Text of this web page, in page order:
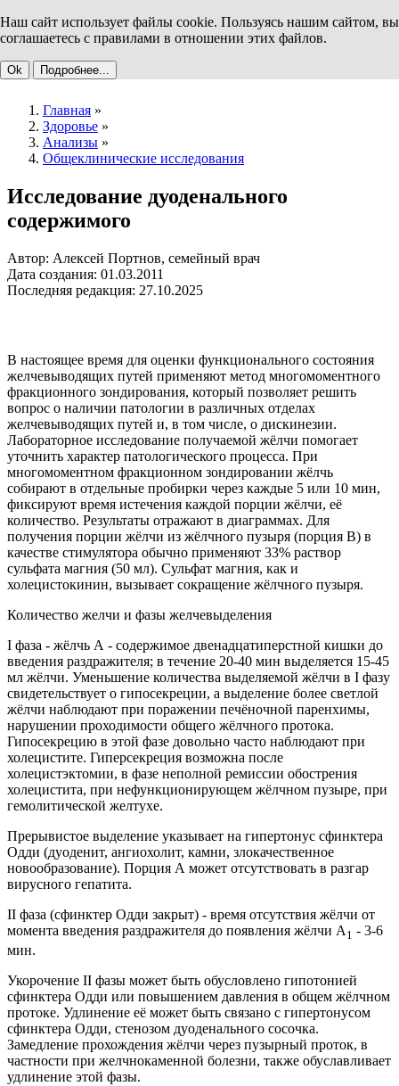
Наш сайт использует файлы cookie. Пользуясь нашим сайтом, вы
соглашаетесь с правилами в отношении этих файлов.
Ok Подробнее...
Главная »
Здоровье »
Анализы »
Общеклинические исследования
Исследование дуоденального
содержимого
Автор: Алексей Портнов, семейный врач
Дата создания: 01.03.2011
Последняя редакция: 27.10.2025
В настоящее время для оценки функционального состояния
желчевыводящих путей применяют метод многомоментного
фракционного зондирования, который позволяет решить
вопрос о наличии патологии в различных отделах
желчевыводящих путей и, в том числе, о дискинезии.
Лабораторное исследование получаемой жёлчи помогает
уточнить характер патологического процесса. При
многомоментном фракционном зондировании жёлчь
собирают в отдельные пробирки через каждые 5 или 10 мин,
фиксируют время истечения каждой порции жёлчи, её
количество. Результаты отражают в диаграммах. Для
получения порции жёлчи из жёлчного пузыря (порция В) в
качестве стимулятора обычно применяют 33% раствор
сульфата магния (50 мл). Сульфат магния, как и
холецистокинин, вызывает сокращение жёлчного пузыря.
Количество желчи и фазы желчевыделения
I фаза - жёлчь А - содержимое двенадцатиперстной кишки до
введения раздражителя; в течение 20-40 мин выделяется 15-45
мл жёлчи. Уменьшение количества выделяемой жёлчи в I фазу
свидетельствует о гипосекреции, а выделение более светлой
жёлчи наблюдают при поражении печёночной паренхимы,
нарушении проходимости общего жёлчного протока.
Гипосекрецию в этой фазе довольно часто наблюдают при
холецистите. Гиперсекреция возможна после
холецистэктомии, в фазе неполной ремиссии обострения
холецистита, при нефункционирующем жёлчном пузыре, при
гемолитической желтухе.
Прерывистое выделение указывает на гипертонус сфинктера
Одди (дуоденит, ангиохолит, камни, злокачественное
новообразование). Порция А может отсутствовать в разгар
вирусного гепатита.
II фаза (сфинктер Одди закрыт) - время отсутствия жёлчи от
момента введения раздражителя до появления жёлчи А 1 - 3-6
мин.
Укорочение II фазы может быть обусловлено гипотонией
сфинктера Одди или повышением давления в общем жёлчном
протоке. Удлинение её может быть связано с гипертонусом
сфинктера Одди, стенозом дуоденального сосочка.
Замедление прохождения жёлчи через пузырный проток, в
частности при желчнокаменной болезни, также обуславливает
удлинение этой фазы.